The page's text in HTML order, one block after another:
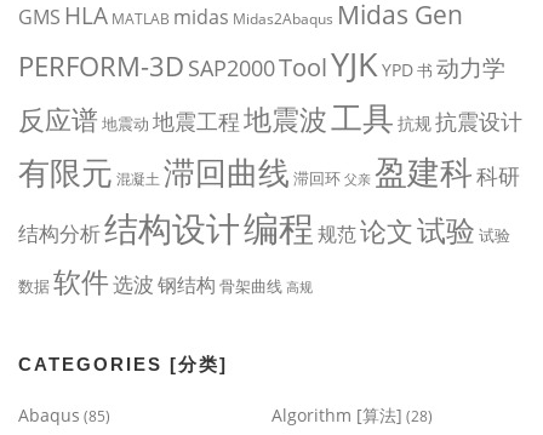
GMS HLA MATLAB midas Midas2Abaqus Midas Gen
PERFORM-3D SAP2000ToolYJKYPD书 动力学
反应谱 地震动 地震工程地震波工具 抗规抗震设计
有限元 混凝土滞回曲线 滞回环 父亲 盈建科科研
结构分析结构设计编程 规范论文试验 试验
数据软件选波钢结构 骨架曲线 高规
CATEGORIES [分类]
Abaqus (85) Algorithm [算法] (28)